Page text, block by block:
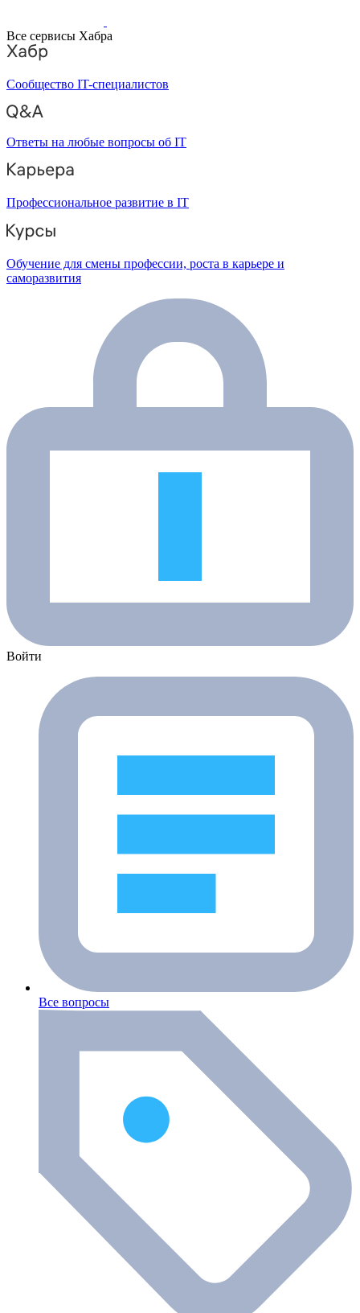
Все сервисы Хабра
Сообщество IT-специалистов
Ответы на любые вопросы об IT
Профессиональное развитие в IT
Обучение для смены профессии, роста в карьере и
саморазвития
Войти
Все вопросы